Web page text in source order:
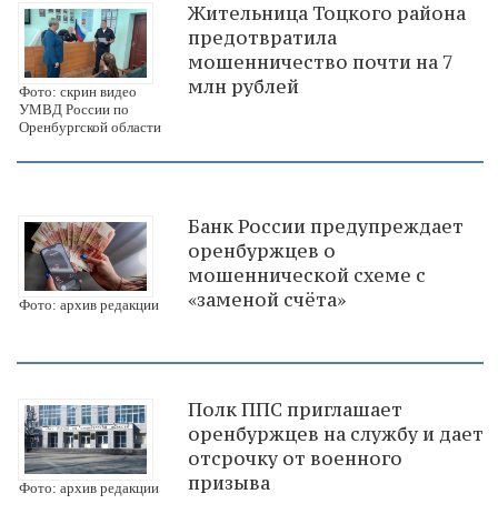
Фото: скрин видео
УМВД России по
Оренбургской области
Жительница Тоцкого района
предотвратила
мошенничество почти на 7
млн рублей
Фото: архив редакции
Банк России предупреждает
оренбуржцев о
мошеннической схеме с
«заменой счёта»
Фото: архив редакции
Полк ППС приглашает
оренбуржцев на службу и дает
отсрочку от военного
призыва